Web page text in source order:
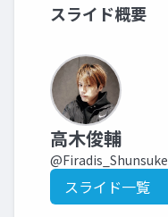
スライド概要
高木俊輔
@Firadis_Shunsuke
スライド一覧